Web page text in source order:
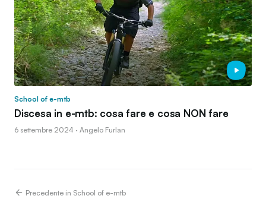
School of e-mtb
Discesa in e-mtb: cosa fare e cosa NON fare
6 settembre 2024 · Angelo Furlan
Precedente in School of e-mtb